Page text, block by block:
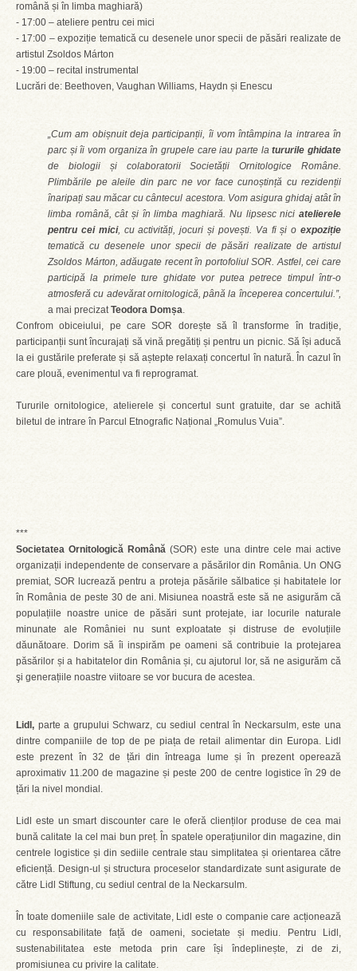
română și în limba maghiară)
- 17:00 – ateliere pentru cei mici
- 17:00 – expoziție tematică cu desenele unor specii de păsări realizate de
artistul Zsoldos Márton
- 19:00 – recital instrumental
Lucrări de: Beethoven, Vaughan Williams, Haydn și Enescu
„Cum am obișnuit deja participanții, îi vom întâmpina la intrarea în
parc și îi vom organiza în grupele care iau parte latururile ghidate
de biologii și colaboratorii Societății Ornitologice Române.
Plimbările pe aleile din parc ne vor face cunoștință cu rezidenții
înaripați sau măcar cu cântecul acestora. Vom asigura ghidaj atât în
limba română, cât și în limba maghiară. Nu lipsesc nici atelierele
pentru cei mici, cu activități, jocuri și povești. Va fi și oexpoziție
tematică cu desenele unor specii de păsări realizate de artistul
Zsoldos Márton, adăugate recent în portofoliul SOR. Astfel, cei care
participă la primele ture ghidate vor putea petrece timpul într-o
atmosferă cu adevărat ornitologică, până la începerea concertului.”,
a mai precizatTeodora Domșa.
Confrom obiceiului, pe care SOR dorește să îl transforme în tradiție,
participanții sunt încurajați să vină pregătiți și pentru un picnic. Să își aducă
la ei gustările preferate și să aștepte relaxați concertul în natură. În cazul în
care plouă, evenimentul va fi reprogramat.
Tururile ornitologice, atelierele și concertul sunt gratuite, dar se achită
biletul de intrare în Parcul Etnografic Național „Romulus Vuia”.
***
Societatea Ornitologică Română (SOR) este una dintre cele mai active
organizații independente de conservare a păsărilor din România. Un ONG
premiat, SOR lucrează pentru a proteja păsările sălbatice și habitatele lor
în România de peste 30 de ani. Misiunea noastră este să ne asigurăm că
populațiile noastre unice de păsări sunt protejate, iar locurile naturale
minunate ale României nu sunt exploatate și distruse de evoluțiile
dăunătoare. Dorim să îi inspirăm pe oameni să contribuie la protejarea
păsărilor și a habitatelor din România și, cu ajutorul lor, să ne asigurăm că
şi generațiile noastre viitoare se vor bucura de acestea.
Lidl, parte a grupului Schwarz, cu sediul central în Neckarsulm, este una
dintre companiile de top de pe piața de retail alimentar din Europa. Lidl
este prezent în 32 de țări din întreaga lume și în prezent operează
aproximativ 11.200 de magazine și peste 200 de centre logistice în 29 de
țări la nivel mondial.
Lidl este un smart discounter care le oferă clienților produse de cea mai
bună calitate la cel mai bun preț. În spatele operațiunilor din magazine, din
centrele logistice și din sediile centrale stau simplitatea și orientarea către
eficiență. Design-ul și structura proceselor standardizate sunt asigurate de
către Lidl Stiftung, cu sediul central de la Neckarsulm.
În toate domeniile sale de activitate, Lidl este o companie care acționează
cu responsabilitate față de oameni, societate și mediu. Pentru Lidl,
sustenabilitatea este metoda prin care își îndeplinește, zi de zi,
promisiunea cu privire la calitate.